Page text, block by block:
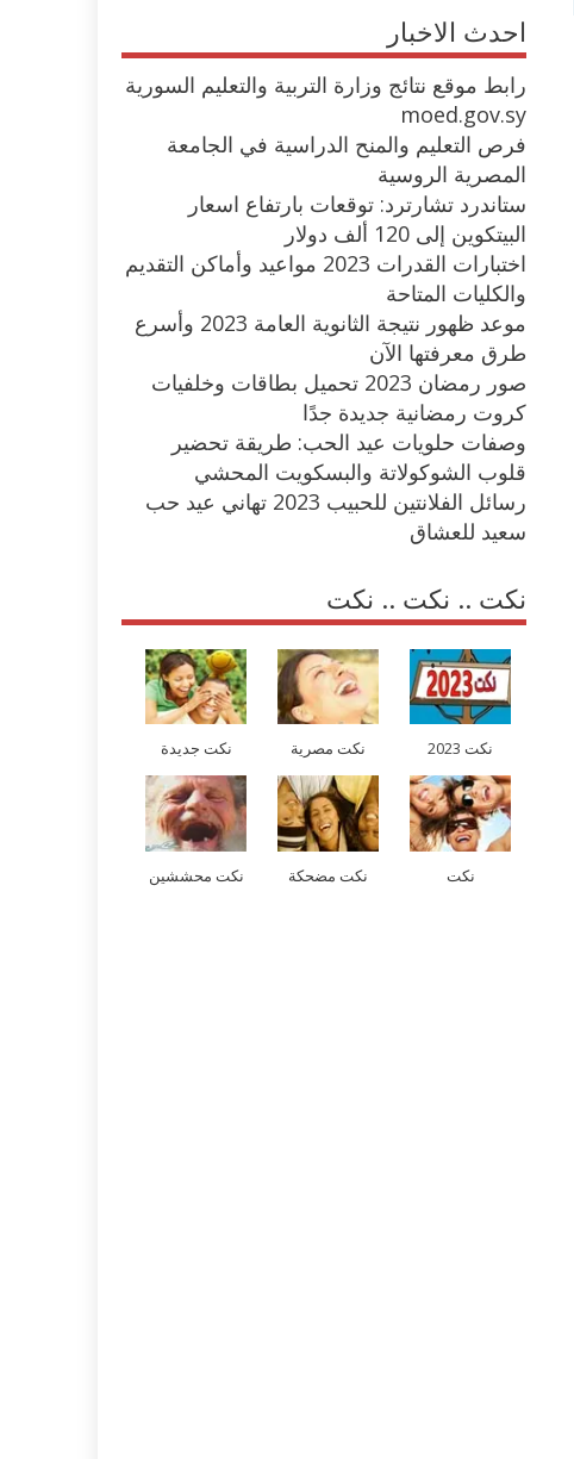
احدث الاخبار
رابط موقع نتائج وزارة التربية والتعليم السورية
moed.gov.sy
فرص التعليم والمنح الدراسية في الجامعة
المصرية الروسية
ستاندرد تشارترد: توقعات بارتفاع اسعار
البيتكوين إلى 120 ألف دولار
اختبارات القدرات 2023 مواعيد وأماكن التقديم
والكليات المتاحة
موعد ظهور نتيجة الثانوية العامة 2023 وأسرع
طرق معرفتها الآن
صور رمضان 2023 تحميل بطاقات وخلفيات
كروت رمضانية جديدة جدًا
وصفات حلويات عيد الحب: طريقة تحضير
قلوب الشوكولاتة والبسكويت المحشي
رسائل الفلانتين للحبيب 2023 تهاني عيد حب
سعيد للعشاق
نكت .. نكت .. نكت
نكت 2023 نكت مصرية نكت جديدة
نكت نكت مضحكة نكت محششين